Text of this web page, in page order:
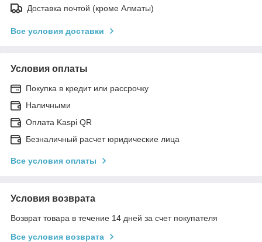
Доставка почтой (кроме Алматы)
Все условия доставки
Условия оплаты
Покупка в кредит или рассрочку
Наличными
Оплата Kaspi QR
Безналичный расчет юридические лица
Все условия оплаты
Условия возврата
Возврат товара в течение 14 дней за счет покупателя
Все условия возврата